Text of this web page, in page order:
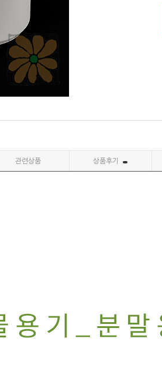
관련상품 상품후기